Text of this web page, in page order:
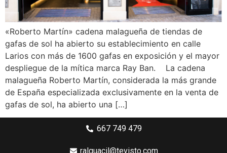
«Roberto Martín» cadena malagueña de tiendas de
gafas de sol ha abierto su establecimiento en calle
Larios con más de 1600 gafas en exposición y el mayor
despliegue de la mítica marca Ray Ban. La cadena
malagueña Roberto Martín, considerada la más grande
de España especializada exclusivamente en la venta de
gafas de sol, ha abierto una […]
667 749 479
ralguacil@tevisto.com